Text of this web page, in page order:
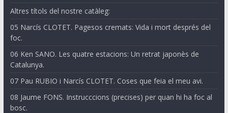
Altres títols del nostre catàleg:
05 Narcís CLOTET. Pagesos cremats: Vida i mort després del
foc.
06 Ken SANO. Les quatre estacions: Un retrat japonès de
Catalunya.
07 Pau RUBIO i Narcís CLOTET. Coses que feia el meu avi.
08 Jaume FONS. Instrucccions (precises) per quan hi ha foc al
bosc.